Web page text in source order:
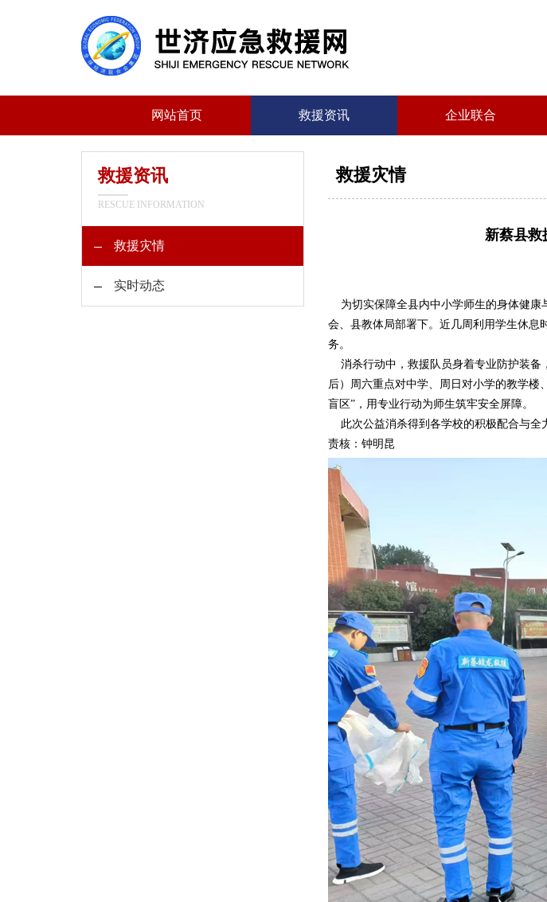
网站首页 救援资讯 企业联合
救援资讯
RESCUE INFORMATION
救援灾情
实时动态
救援灾情
新蔡县救
为切实保障全县内中小学师生的身体健康
会、县教体局部署下。近几周利用学生休息
务。
消杀行动中，救援队员身着专业防护装备
后）周六重点对中学、周日对小学的教学楼
盲区”，用专业行动为师生筑牢安全屏障。
此次公益消杀得到各学校的积极配合与全
责核：钟明昆